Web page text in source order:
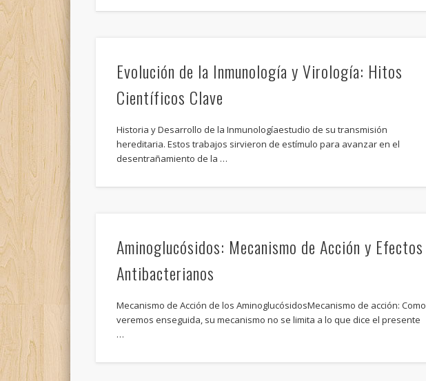
Evolución de la Inmunología y Virología: Hitos
Científicos Clave
Historia y Desarrollo de la Inmunologíaestudio de su transmisión
hereditaria. Estos trabajos sirvieron de estímulo para avanzar en el
desentrañamiento de la …
Aminoglucósidos: Mecanismo de Acción y Efectos
Antibacterianos
Mecanismo de Acción de los AminoglucósidosMecanismo de acción: Como
veremos enseguida, su mecanismo no se limita a lo que dice el presente
…